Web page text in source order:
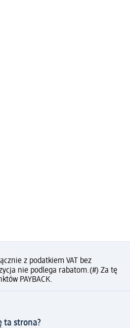
z podatkiem VAT bez
nie podlega rabatom.(#) Za tę
PAYBACK.
ta strona?